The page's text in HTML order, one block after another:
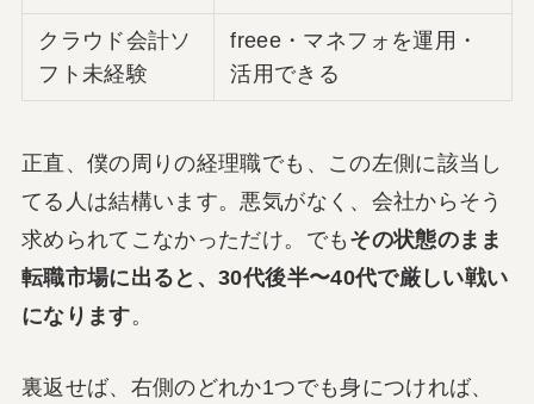
クラウド会計ソ
フト未経験
freee・マネフォを運用・
活用できる
正直、僕の周りの経理職でも、この左側に該当し
てる人は結構います。悪気がなく、会社からそう
求められてこなかっただけ。でも その状態のまま
転職市場に出ると、30代後半〜40代で厳しい戦い
になります。
裏返せば、右側のどれか1つでも身につければ、